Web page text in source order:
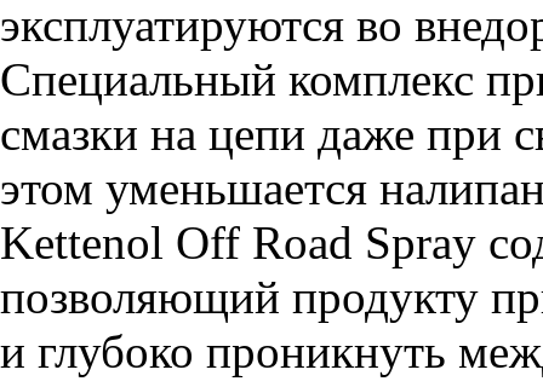
эксплуатируются во
Специальный комплекс
смазки на цепи даже при
этом уменьшается
Kettenol Off Road Spray
позволяющий продукту
и глубоко проникнуть